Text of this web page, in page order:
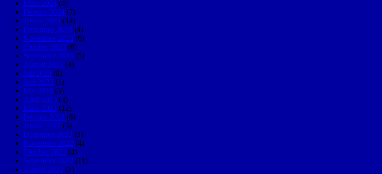
März 2024 (4)
Februar 2024 (7)
Januar 2024 (14)
Dezember 2023 (4)
November 2023 (6)
Oktober 2023 (6)
September 2023 (5)
August 2023 (4)
Juli 2023 (8)
Juni 2023 (1)
Mai 2023 (5)
April 2023 (3)
März 2023 (12)
Februar 2023 (6)
Januar 2023 (5)
Dezember 2022 (2)
November 2022 (4)
Oktober 2022 (4)
September 2022 (11)
August 2022 (7)